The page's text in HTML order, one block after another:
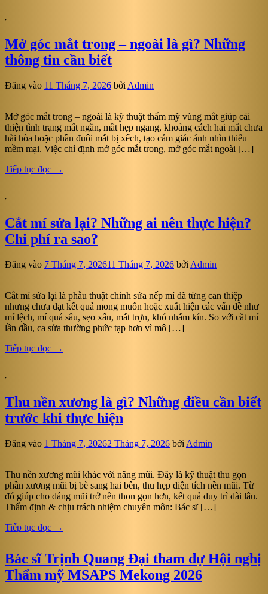
,
Mở góc mắt trong – ngoài là gì? Những
thông tin cần biết
Đăng vào 11 Tháng 7, 2026 bởi Admin
Mở góc mắt trong – ngoài là kỹ thuật thẩm mỹ vùng mắt giúp cải
thiện tình trạng mắt ngắn, mắt hẹp ngang, khoảng cách hai mắt chưa
hài hòa hoặc phần đuôi mắt bị xếch, tạo cảm giác ánh nhìn thiếu
mềm mại. Việc chỉ định mở góc mắt trong, mở góc mắt ngoài […]
Tiếp tục đọc →
,
Cắt mí sửa lại? Những ai nên thực hiện?
Chi phí ra sao?
Đăng vào 7 Tháng 7, 202611 Tháng 7, 2026 bởi Admin
Cắt mí sửa lại là phẫu thuật chỉnh sửa nếp mí đã từng can thiệp
nhưng chưa đạt kết quả mong muốn hoặc xuất hiện các vấn đề như
mí lệch, mí quá sâu, sẹo xấu, mắt trợn, khó nhắm kín. So với cắt mí
lần đầu, ca sửa thường phức tạp hơn vì mô […]
Tiếp tục đọc →
,
Thu nền xương là gì? Những điều cần biết
trước khi thực hiện
Đăng vào 1 Tháng 7, 20262 Tháng 7, 2026 bởi Admin
Thu nền xương mũi khác với nâng mũi. Đây là kỹ thuật thu gọn
phần xương mũi bị bè sang hai bên, thu hẹp diện tích nền mũi. Từ
đó giúp cho dáng mũi trở nên thon gọn hơn, kết quả duy trì dài lâu.
Thẩm định & chịu trách nhiệm chuyên môn: Bác sĩ […]
Tiếp tục đọc →
Bác sĩ Trịnh Quang Đại tham dự Hội nghị
Thẩm mỹ MSAPS Mekong 2026